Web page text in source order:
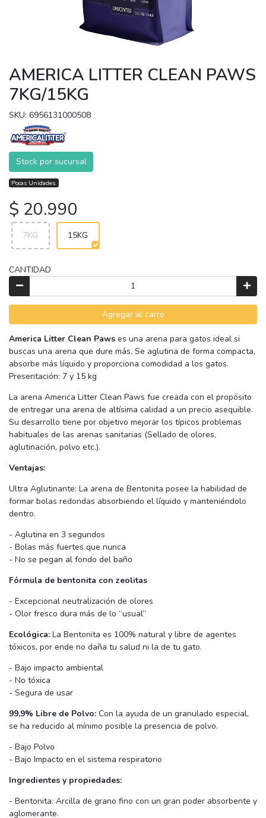
AMERICA LITTER CLEAN PAWS
7KG/15KG
SKU: 6956131000508
Stock por sucursal
Pocas Unidades.
$ 20.990
7KG 15KG
CANTIDAD
Agregar al carro
America Litter Clean Paws es una arena para gatos ideal si
buscas una arena que dure más. Se aglutina de forma compacta,
absorbe más líquido y proporciona comodidad a los gatos.
Presentación: 7 y 15 kg
La arena America Litter Clean Paws fue creada con el propósito
de entregar una arena de altísima calidad a un precio asequible.
Su desarrollo tiene por objetivo mejorar los típicos problemas
habituales de las arenas sanitarias (Sellado de olores,
aglutinación, polvo etc.).
Ventajas:
Ultra Aglutinante: La arena de Bentonita posee la habilidad de
formar bolas redondas absorbiendo el líquido y manteniéndolo
dentro.
- Aglutina en 3 segundos
- Bolas más fuertes que nunca
- No se pegan al fondo del baño
Fórmula de bentonita con zeolitas
- Excepcional neutralización de olores
- Olor fresco dura más de lo “usual”
Ecológica: La Bentonita es 100% natural y libre de agentes
tóxicos, por ende no daña tu salud ni la de tu gato.
- Bajo impacto ambiental
- No tóxica
- Segura de usar
99,9% Libre de Polvo: Con la ayuda de un granulado especial,
se ha reducido al mínimo posible la presencia de polvo.
- Bajo Polvo
- Bajo Impacto en el sistema respiratorio
Ingredientes y propiedades:
- Bentonita: Arcilla de grano fino con un gran poder absorbente y
aglomerante.